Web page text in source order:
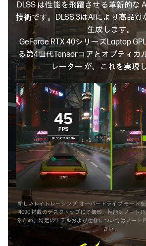
DLSS は性能を飛躍させる革新的な
技術です。 DLSS 3はAIにより高品
生成します。
GeForce RTX 40シリーズLaptop
る第4世代Tensorコアと オプティカ
レーター が、これを実現し
新しいレイトレーシング: オーバードライブ モード
4090 搭載のデスクトップにて撮影。性能はノート
るため、特定のモデルおよび仕様についてはノート
さい。